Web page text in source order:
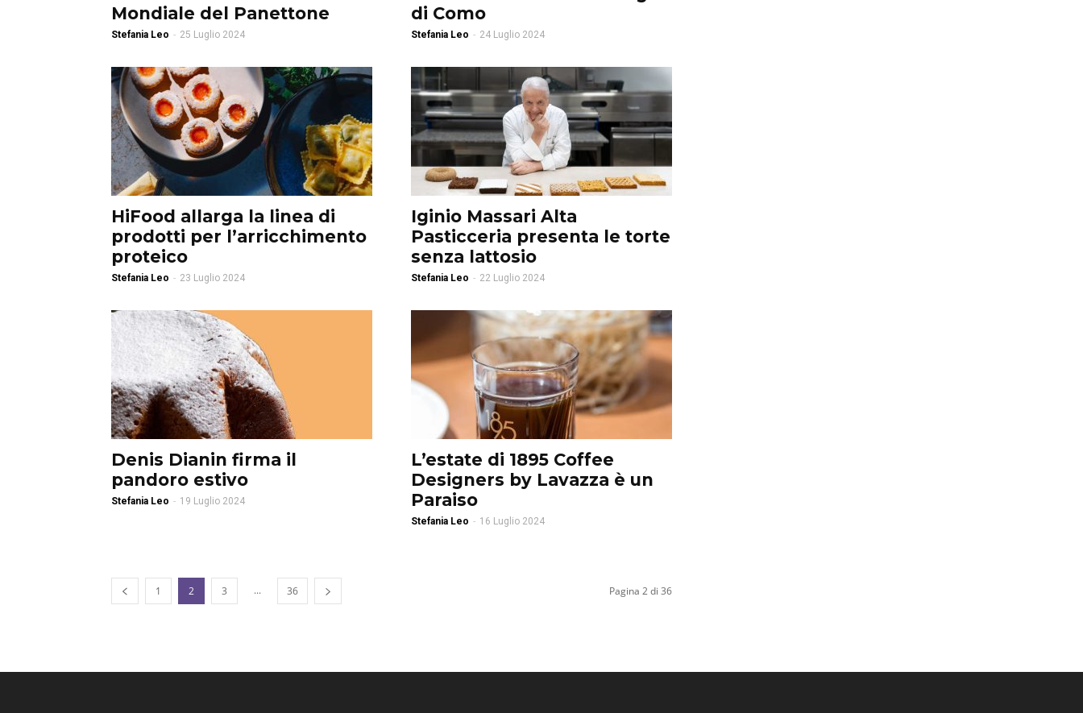
Mondiale del Panettone
Stefania Leo - 25 Luglio 2024
di Como
Stefania Leo - 24 Luglio 2024
HiFood allarga la linea di
prodotti per l’arricchimento
proteico
Stefania Leo - 23 Luglio 2024
Iginio Massari Alta
Pasticceria presenta le torte
senza lattosio
Stefania Leo - 22 Luglio 2024
Denis Dianin firma il
pandoro estivo
Stefania Leo - 19 Luglio 2024
L’estate di 1895 Coffee
Designers by Lavazza è un
Paraiso
Stefania Leo - 16 Luglio 2024
1 2 3 ... 36 Pagina 2 di 36